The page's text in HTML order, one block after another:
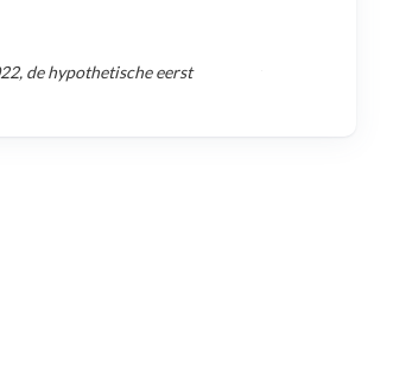
, de hypothetische eerst